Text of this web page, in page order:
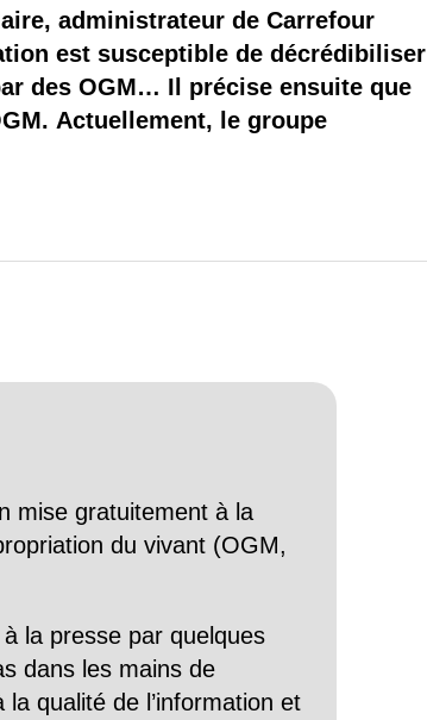
OGM ?
administrateur de Carrefour
est susceptible de décrédibiliser
des OGM… Il précise ensuite que
Actuellement, le groupe
mise gratuitement à la
du vivant (OGM,
à la presse par quelques
dans les mains de
qualité de l’information et